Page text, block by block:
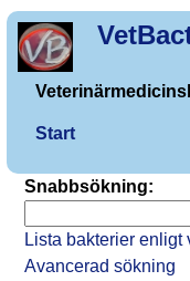
Start
Snabbsökning:
Lista bakterier enligt
Avancerad sökning